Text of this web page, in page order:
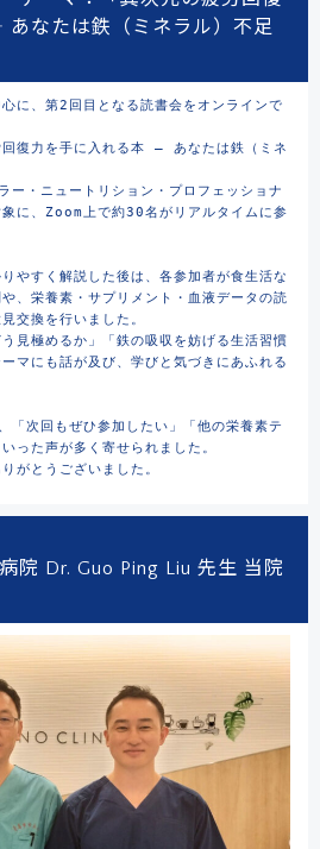
なたは鉄（ミネラル）不足
に、第2回目となる読書会をオンラインで
復力を手に入れる本 ― あなたは鉄（ミネ
ー・ニュートリション・プロフェッショナ
に、Zoom上で約30名がリアルタイムに参
やすく解説した後は、各参加者が食生活な
、栄養素・サプリメント・血液データの読
交換を行いました。
見極めるか」「鉄の吸収を妨げる生活習慣
マにも話が及び、学びと気づきにあふれる
「次回もぜひ参加したい」「他の栄養素テ
った声が多く寄せられました。
がとうございました。
院 Dr. Guo Ping Liu 先生 当院